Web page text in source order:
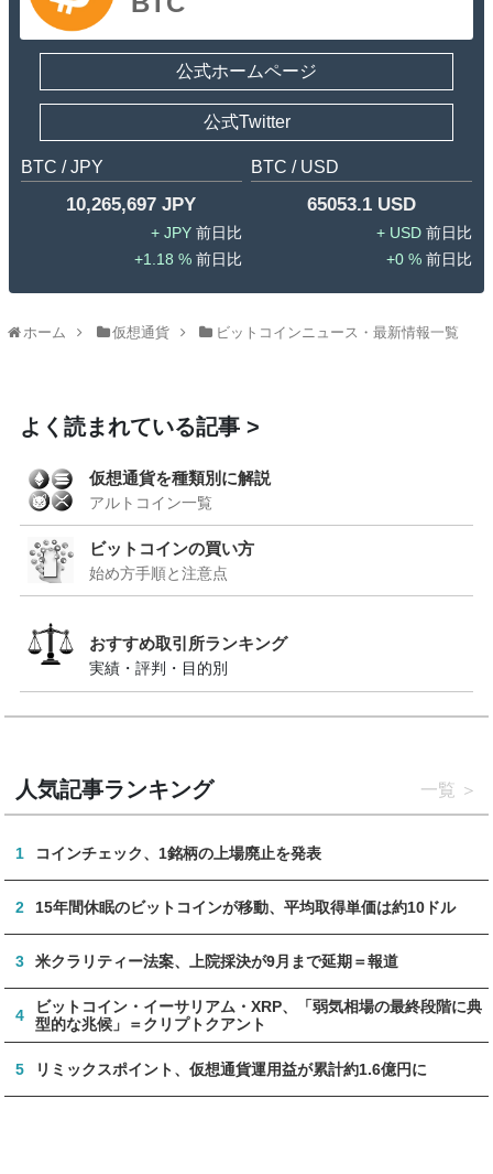
公式ホームページ
公式Twitter
BTC / JPY
10,265,697 JPY
JPY
1.18 %
BTC / USD
65053.1 USD
USD
0 %
ホーム 仮想通貨 ビットコインニュース・最新情報一覧
よく読まれている記事
仮想通貨を種類別に解説
アルトコイン一覧
ビットコインの買い方
始め方手順と注意点
おすすめ取引所ランキング
実績・評判・目的別
人気記事ランキング 一覧
1 コインチェック、1銘柄の上場廃止を発表
2 15年間休眠のビットコインが移動、平均取得単価は約10ドル
3 米クラリティー法案、上院採決が9月まで延期＝報道
4
ビットコイン・イーサリアム・XRP、「弱気相場の最終段階に典
型的な兆候」＝クリプトクアント
5 リミックスポイント、仮想通貨運用益が累計約1.6億円に